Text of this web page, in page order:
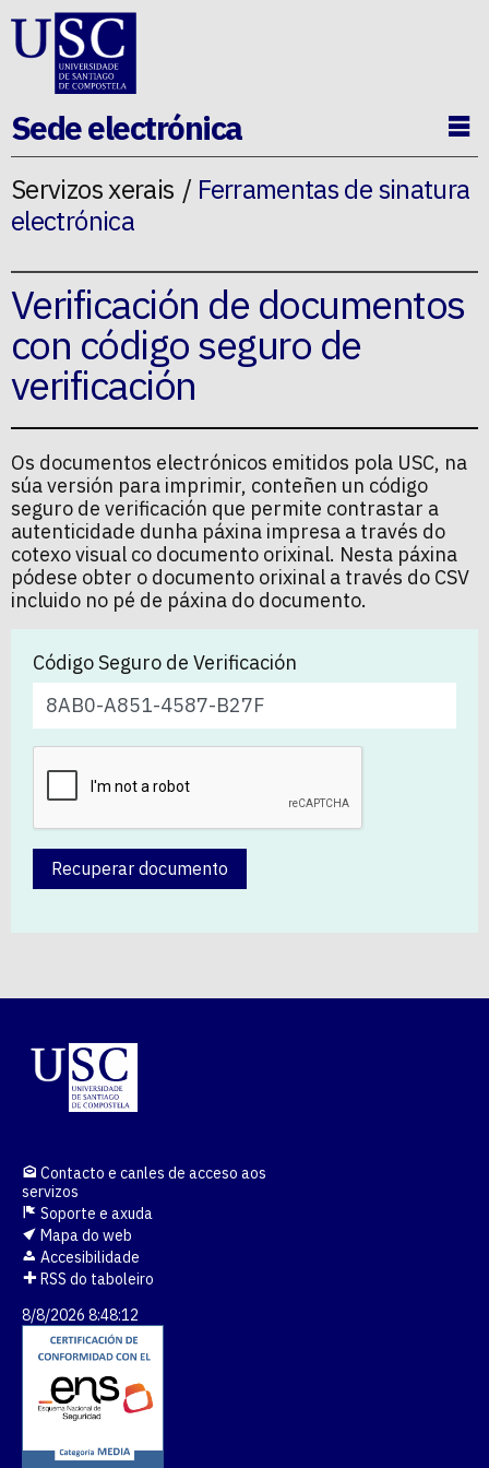
Ir ao contido da p�xina
Sede electrónica
Servizos xerais
Ferramentas de sinatura
electrónica
Verificación de documentos
con código seguro de
verificación
Os documentos electrónicos emitidos pola USC, na
súa versión para imprimir, conteñen un código
seguro de verificación que permite contrastar a
autenticidade dunha páxina impresa a través do
cotexo visual co documento orixinal. Nesta páxina
pódese obter o documento orixinal a través do CSV
incluido no pé de páxina do documento.
Código Seguro de Verificación
Recuperar documento
Contacto e canles de acceso aos
servizos
Soporte e axuda
Mapa do web
Accesibilidade
RSS do taboleiro
8/8/2026 8:48:12